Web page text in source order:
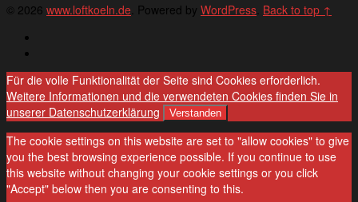
© 2026 www.loftkoeln.de . Powered by WordPress Back to top ↑
Für die volle Funktionalität der Seite sind Cookies erforderlich.
Weitere Informationen und die verwendeten Cookies finden Sie in
unserer Datenschutzerklärung
Verstanden
The cookie settings on this website are set to "allow cookies" to give
you the best browsing experience possible. If you continue to use
this website without changing your cookie settings or you click
"Accept" below then you are consenting to this.